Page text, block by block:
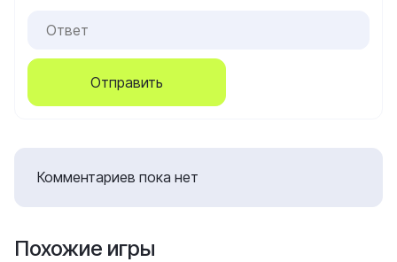
Отправить
Комментариев пока нет
Похожие игры